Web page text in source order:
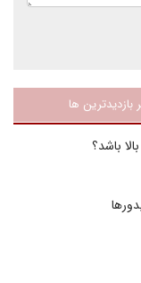
بازدیدترین ها
باشد؟